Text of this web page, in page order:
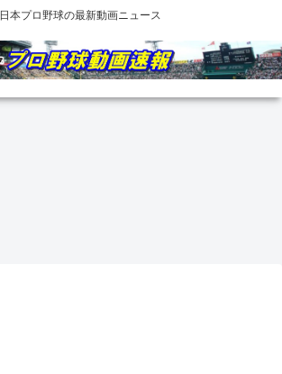
日本プロ野球の最新動画ニュース